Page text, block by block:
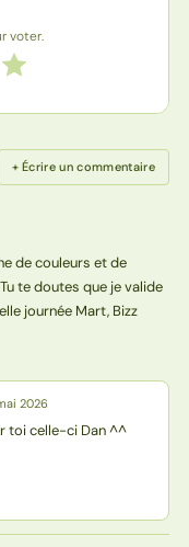
voter.
de 1 à 5 étoiles
5 étoiles
+ Écrire un commentaire
de couleurs et de
te doutes que je valide
journée Mart, Bizz
2026
toi celle-ci Dan ^^